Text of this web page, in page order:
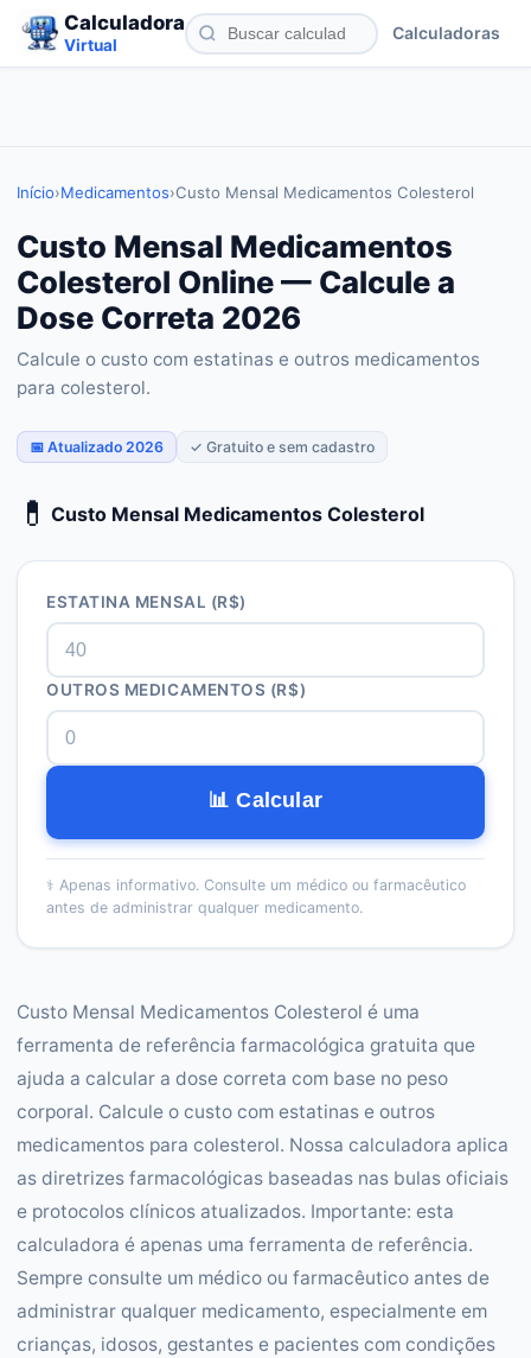
Calculadora
Virtual
Calculadoras
Início›Medicamentos›Custo Mensal Medicamentos Colesterol
Custo Mensal Medicamentos
Colesterol Online — Calcule a
Dose Correta 2026
Calcule o custo com estatinas e outros medicamentos
para colesterol.
📅 Atualizado 2026 ✓ Gratuito e sem cadastro
💊 Custo Mensal Medicamentos Colesterol
ESTATINA MENSAL (R$)
OUTROS MEDICAMENTOS (R$)
📊 Calcular
⚕️ Apenas informativo. Consulte um médico ou farmacêutico
antes de administrar qualquer medicamento.
Custo Mensal Medicamentos Colesterol é uma
ferramenta de referência farmacológica gratuita que
ajuda a calcular a dose correta com base no peso
corporal. Calcule o custo com estatinas e outros
medicamentos para colesterol. Nossa calculadora aplica
as diretrizes farmacológicas baseadas nas bulas oficiais
e protocolos clínicos atualizados. Importante: esta
calculadora é apenas uma ferramenta de referência.
Sempre consulte um médico ou farmacêutico antes de
administrar qualquer medicamento, especialmente em
crianças, idosos, gestantes e pacientes com condições